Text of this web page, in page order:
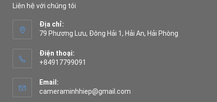
Liên hệ với chúng tôi
Địa chỉ:
79 Phương Lưu, Đông Hải 1, Hải An, Hải Phòng
Điện thoại:
+84917799091
in
Email:
cameraminhhiep@gmail.com